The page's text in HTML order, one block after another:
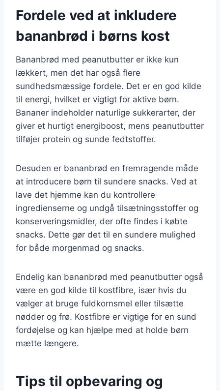
Fordele ved at inkludere
bananbrød i børns kost
Bananbrød med peanutbutter er ikke kun
lækkert, men det har også flere
sundhedsmæssige fordele. Det er en god kilde
til energi, hvilket er vigtigt for aktive børn.
Bananer indeholder naturlige sukkerarter, der
giver et hurtigt energiboost, mens peanutbutter
tilføjer protein og sunde fedtstoffer.
Desuden er bananbrød en fremragende måde
at introducere børn til sundere snacks. Ved at
lave det hjemme kan du kontrollere
ingredienserne og undgå tilsætningsstoffer og
konserveringsmidler, der ofte findes i købte
snacks. Dette gør det til en sundere mulighed
for både morgenmad og snacks.
Endelig kan bananbrød med peanutbutter også
være en god kilde til kostfibre, især hvis du
vælger at bruge fuldkornsmel eller tilsætte
nødder og frø. Kostfibre er vigtige for en sund
fordøjelse og kan hjælpe med at holde børn
mætte længere.
Tips til opbevaring og